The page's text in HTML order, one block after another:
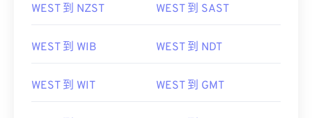
WEST 到 NZST WEST 到 SAST
WEST 到 WIB WEST 到 NDT
WEST 到 WIT WEST 到 GMT